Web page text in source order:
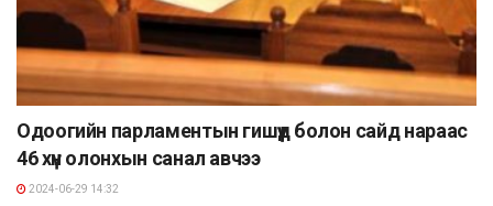
Одоогийн парламентын гишүүд болон сайд нараас
46 хүн олонхын санал авчээ
2024-06-29 14:32